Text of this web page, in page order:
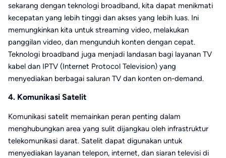
sekarang dengan teknologi broadband, kita dapat menikmati
kecepatan yang lebih tinggi dan akses yang lebih luas. Ini
memungkinkan kita untuk streaming video, melakukan
panggilan video, dan mengunduh konten dengan cepat.
Teknologi broadband juga menjadi landasan bagi layanan TV
kabel dan IPTV (Internet Protocol Television) yang
menyediakan berbagai saluran TV dan konten on-demand.
4. Komunikasi Satelit
Komunikasi satelit memainkan peran penting dalam
menghubungkan area yang sulit dijangkau oleh infrastruktur
telekomunikasi darat. Satelit dapat digunakan untuk
menyediakan layanan telepon, internet, dan siaran televisi di